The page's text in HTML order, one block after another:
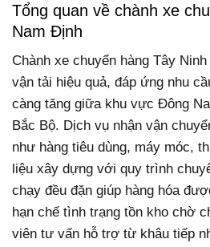
Tổng quan về chành xe
Nam Định
Chành xe chuyển hàng Tây
vận tải hiệu quả, đáp ứng nhu
càng tăng giữa khu vực Đông
Bắc Bộ. Dịch vụ nhận vận
như hàng tiêu dùng, máy móc,
liệu xây dựng với quy trình
chạy đều đặn giúp hàng hóa
hạn chế tình trạng tồn kho chờ
viên tư vấn hỗ trợ từ khâu tiếp